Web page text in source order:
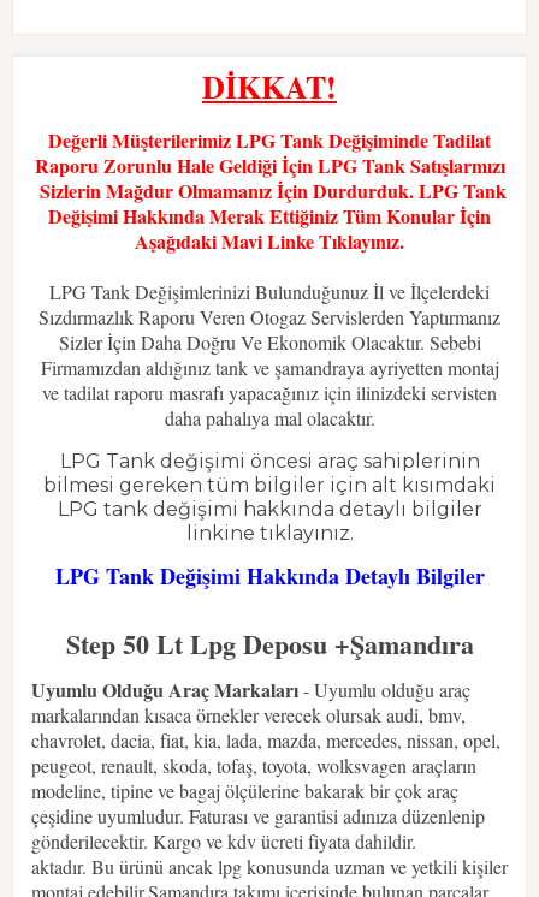
DİKKAT!
Değerli Müşterilerimiz LPG Tank Değişiminde Tadilat
Raporu Zorunlu Hale Geldiği İçin LPG Tank Satışlarmızı
Sizlerin Mağdur Olmamanız İçin Durdurduk. LPG Tank
Değişimi Hakkında Merak Ettiğiniz Tüm Konular İçin
Aşağıdaki Mavi Linke Tıklayınız.
LPG Tank Değişimlerinizi Bulunduğunuz İl ve İlçelerdeki
Sızdırmazlık Raporu Veren Otogaz Servislerden Yaptırmanız
Sizler İçin Daha Doğru Ve Ekonomik Olacaktır. Sebebi
Firmamızdan aldığınız tank ve şamandraya ayriyetten montaj
ve tadilat raporu masrafı yapacağınız için ilinizdeki servisten
daha pahalıya mal olacaktır.
LPG Tank değişimi öncesi araç sahiplerinin
bilmesi gereken tüm bilgiler için alt kısımdaki
LPG tank değişimi hakkında detaylı bilgiler
linkine tıklayınız.
LPG Tank Değişimi Hakkında Detaylı Bilgiler
Step 50 Lt Lpg Deposu +Şamandıra
Uyumlu Olduğu Araç Markaları- Uyumlu olduğu araç
markalarından kısaca örnekler verecek olursak audi, bmv,
chavrolet, dacia, fiat, kia, lada, mazda, mercedes, nissan, opel,
peugeot, renault, skoda, tofaş, toyota, wolksvagen araçların
modeline, tipine ve bagaj ölçülerine bakarak bir çok araç
çeşidine uyumludur. Faturası ve garantisi adınıza düzenlenip
gönderilecektir. Kargo ve kdv ücreti fiyata dahildir.
aktadır. Bu ürünü ancak lpg konusunda uzman ve yetkili kişiler
montaj edebilir.Şamandıra takımı içerisinde bulunan parçalar